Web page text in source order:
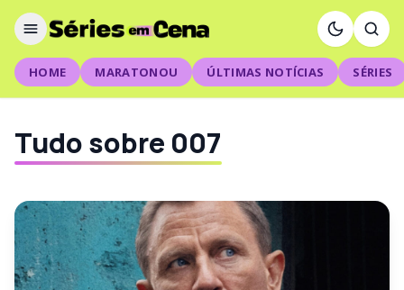
HOME MARATONOU ÚLTIMAS NOTÍCIAS SÉRIES
Tudo sobre 007